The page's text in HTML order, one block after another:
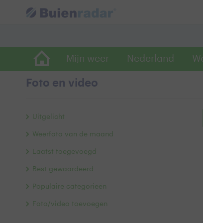
Mijn weer Nederland
Foto en video
Alle
Uitgelicht
Weerfoto van de maand
Laatst toegevoegd
Best gewaardeerd
Populaire categorieën
Foto/video toevoegen